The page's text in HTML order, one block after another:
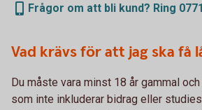
Frågor om att bli kund? Ring
Vad krävs för att jag ska få
Du måste vara minst 18 år gammal
som inte inkluderar bidrag eller